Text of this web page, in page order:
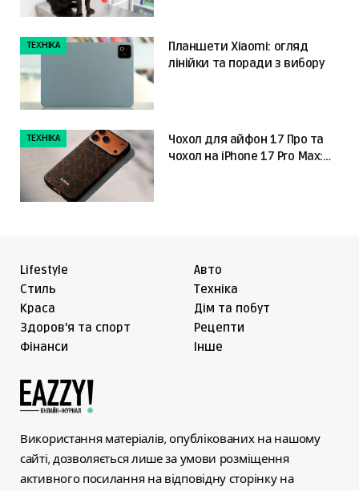
ТЕХНІКА
Планшети Xiaomi: огляд
лінійки та поради з вибору
ТЕХНІКА
Чохол для айфон 17 Про та
чохол на iPhone 17 Pro Max:
Lifestyle
Cтиль
Краса
Здоров'я та спорт
Фінанси
Авто
Техніка
Дім та побут
Рецепти
Інше
Використання матеріалів, опублікованих на нашому
сайті, дозволяється лише за умови розміщення
активного посилання на відповідну сторінку на